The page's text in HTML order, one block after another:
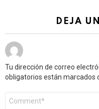
DEJA
Tu dirección de correo
obligatorios están marcados